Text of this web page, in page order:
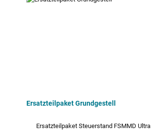
Ersatzteilpaket Grundgestell
Ersatzteilpaket Steuerstand FSMMD Ultra